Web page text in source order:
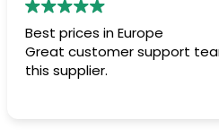
Best prices in Europe
Great customer support
this supplier.